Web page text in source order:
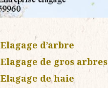
Elagage d’arbre
Elagage de gros arbres
Elagage de haie